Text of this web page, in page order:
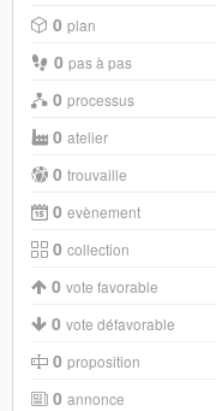
0 plan
0 pas à pas
0 processus
0 atelier
0 trouvaille
0 evènement
0 collection
0 vote favorable
0 vote défavorable
0 proposition
0 annonce